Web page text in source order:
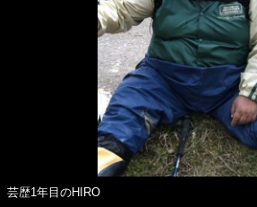
芸歴1年目のHIRO